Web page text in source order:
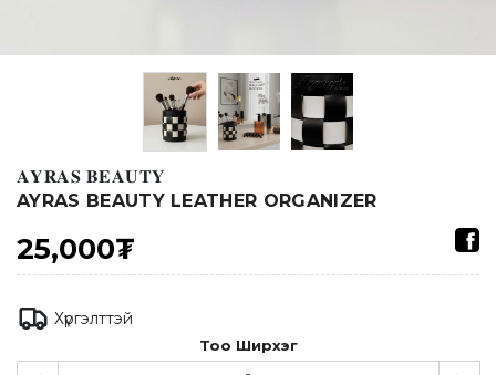
𝐀𝐘𝐑𝐀𝐒 𝐁𝐄𝐀𝐔𝐓𝐘
AYRAS BEAUTY LEATHER ORGANIZER
25,000₮
Хүргэлттэй
Тоо Ширхэг